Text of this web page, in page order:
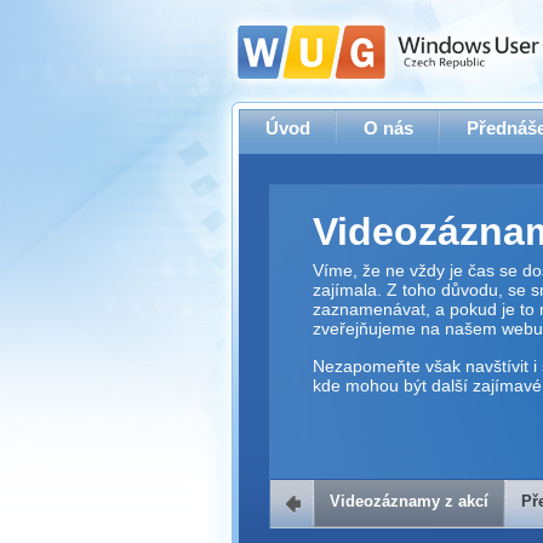
Úvod O nás
Víme, že ne vždy je čas se
zajímala. Z toho důvodu, se
zaznamenávat, a pokud je to
zveřejňujeme na našem webu.
Nezapomeňte však navštívit i
kde mohou být další zajímavé
Přehrávač
Videozáznamy z akcí